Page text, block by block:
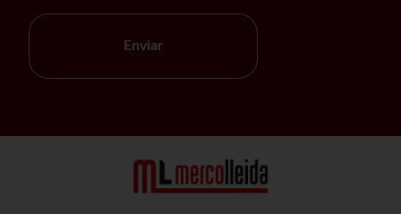
Enviar